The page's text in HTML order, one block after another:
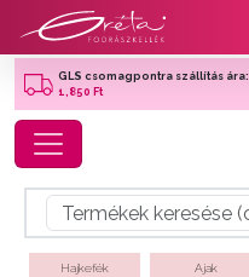
GLS csomagpontra szállítás ára:
1,850 Ft
Toggle navigation
Hajkefék Ajak